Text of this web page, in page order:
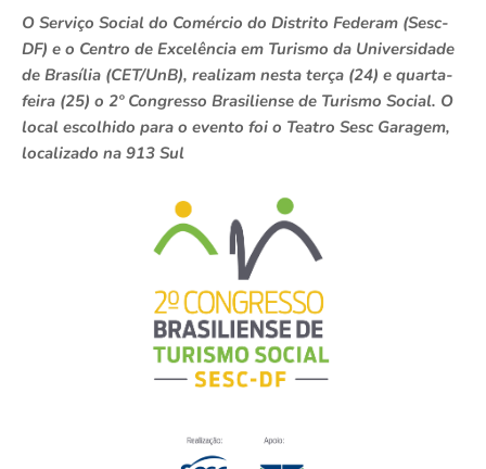
O Serviço Social do Comércio do Distrito Federam (Sesc-
DF) e o Centro de Excelência em Turismo da Universidade
de Brasília (CET/UnB), realizam nesta terça (24) e quarta-
feira (25) o 2º Congresso Brasiliense de Turismo Social. O
local escolhido para o evento foi o Teatro Sesc Garagem,
localizado na 913 Sul